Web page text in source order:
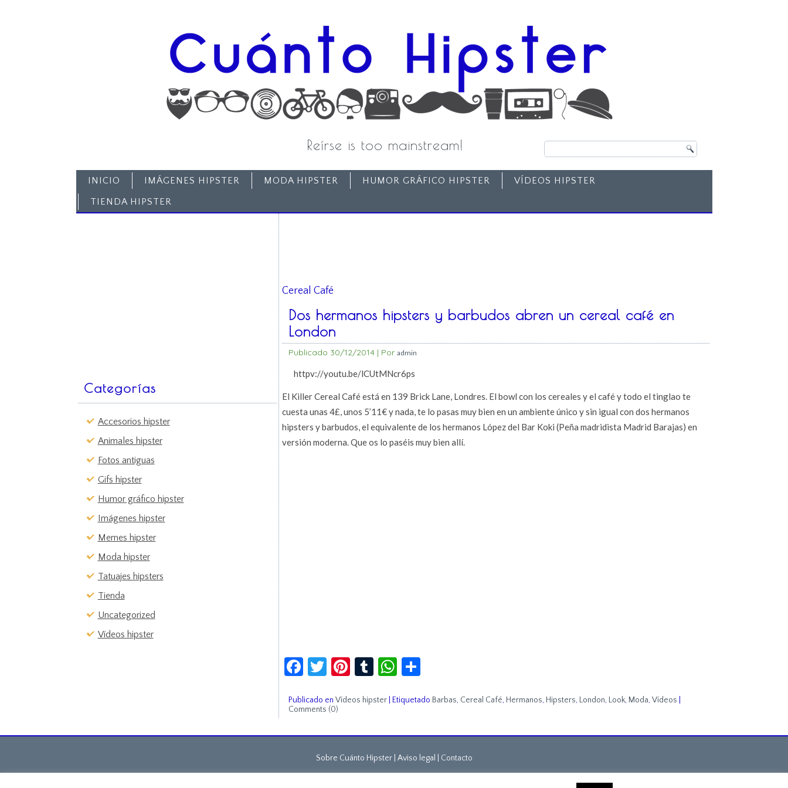
Reírse is too mainstream!
INICIO IMÁGENES HIPSTER MODA HIPSTER HUMOR GRÁFICO HIPSTER
VÍDEOS HIPSTER
TIENDA HIPSTER
Categorías
Accesorios hipster
Animales hipster
Fotos antiguas
Gifs hipster
Humor gráfico hipster
Imágenes hipster
Memes hipster
Moda hipster
Tatuajes hipsters
Tienda
Uncategorized
Vídeos hipster
Cereal Café
Dos hermanos hipsters y barbudos abren un cereal café en
London
Publicado 30/12/2014| Por admin
httpv://youtu.be/lCUtMNcr6ps
El Killer Cereal Café está en 139 Brick Lane, Londres. El bowl con los cereales y el café y todo el tinglao te
cuesta unas 4£, unos 5’11€ y nada, te lo pasas muy bien en un ambiente único y sin igual con dos hermanos
hipsters y barbudos, el equivalente de los hermanos López del Bar Koki (Peña madridista Madrid Barajas) en
versión moderna. Que os lo paséis muy bien allí.
Facebook
Twitter
Pinterest
TumblrWhatsApp
Compartir
Publicado en Vídeos hipster| Etiquetado Barbas, Cereal Café, Hermanos, Hipsters, London, Look, Moda, Vídeos
Comments (0)
Sobre Cuánto Hipster | Aviso legal | Contacto